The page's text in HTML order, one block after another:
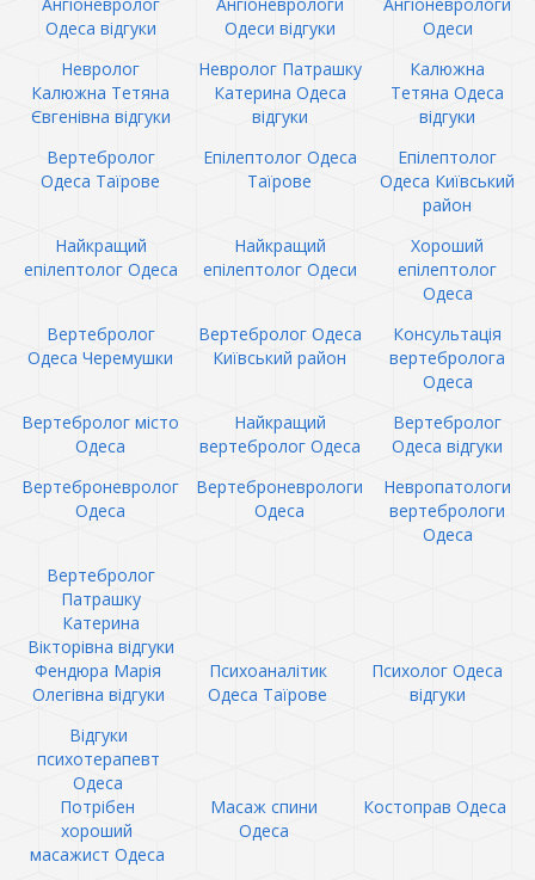
Одеса відгуки
Одеси відгуки
Одеси
Невролог
Калюжна Тетяна
Євгенівна відгуки
Невролог Патрашку
Катерина Одеса
відгуки
Калюжна
Тетяна Одеса
відгуки
Вертебролог
Одеса Таїрове
Епілептолог Одеса
Таїрове
Епілептолог
Одеса Київський
район
Найкращий
епілептолог Одеса
Найкращий
епілептолог Одеси
Хороший
епілептолог
Одеса
Вертебролог
Одеса Черемушки
Вертебролог Одеса
Київський район
Консультація
вертебролога
Одеса
Вертебролог місто
Одеса
Найкращий
вертебролог Одеса
Вертебролог
Одеса відгуки
Вертеброневролог
Одеса
Вертеброневрологи
Одеса
Невропатологи
вертебрологи
Одеса
Вертебролог
Патрашку
Катерина
Вікторівна відгуки
Фендюра Марія
Олегівна відгуки
Психоаналітик
Одеса Таїрове
Психолог Одеса
відгуки
Відгуки
психотерапевт
Одеса
Потрібен
хороший
масажист Одеса
Масаж спини
Одеса
Костоправ Одеса